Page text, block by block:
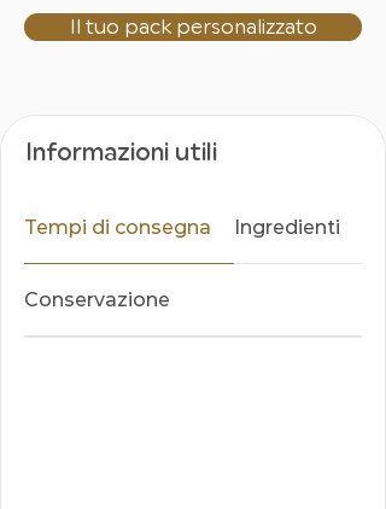
Il tuo pack personalizzato
Informazioni utili
Tempi di consegna Ingredienti
Conservazione